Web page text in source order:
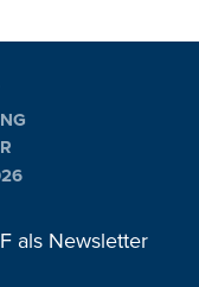
als Newsletter